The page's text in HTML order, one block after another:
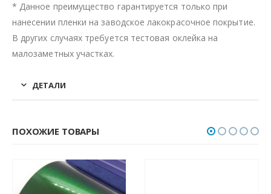
* Данное преимущество гарантируется только при
нанесении пленки на заводское лакокрасочное покрытие.
В других случаях требуется тестовая оклейка на
малозаметных участках.
ДЕТАЛИ
ПОХОЖИЕ ТОВАРЫ